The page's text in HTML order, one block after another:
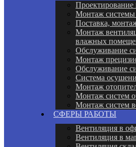
Проектирование
Монтаж системы
Поставка,
Монтаж
влажных
Обслуживание
Монтаж
Обслуживание
Система
Монтаж
Монтаж систем
Монтаж систем
СФЕРЫ РАБОТЫ
Вентиляция в
Вентиляция в